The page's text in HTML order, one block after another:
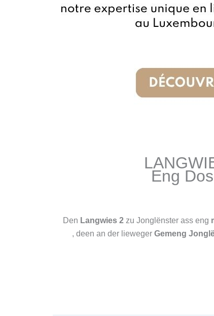
Eng
Den Langwies 2 zu Jonglënster ass eng
, deen an der lieweger Gemeng